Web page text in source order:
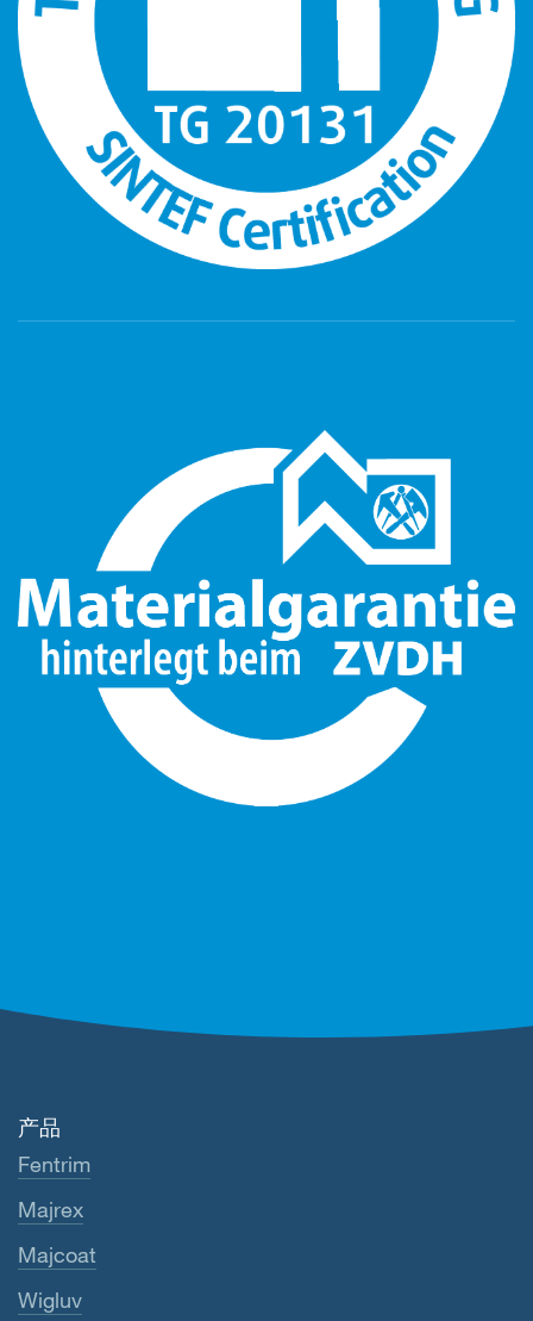
产品
Fentrim
Majrex
Majcoat
Wigluv